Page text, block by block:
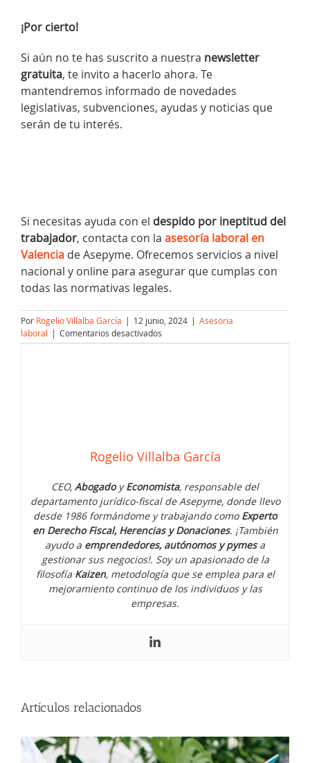
¡Por cierto!
Si aún no te has suscrito a nuestra newsletter
gratuita, te invito a hacerlo ahora. Te
mantendremos informado de novedades
legislativas, subvenciones, ayudas y noticias que
serán de tu interés.
Si necesitas ayuda con el despido por ineptitud del
trabajador, contacta con la asesoría laboral en
Valencia de Asepyme. Ofrecemos servicios a nivel
nacional y online para asegurar que cumplas con
todas las normativas legales.
Por Rogelio Villalba García | 12 junio, 2024 | Asesoria
laboral | Comentarios desactivados
Despido
Rogelio Villalba García
CEO, AbogadoyEconomista, responsable del
departamento jurídico-fiscal de Asepyme, donde llevo
desde 1986 formándome y trabajando como Experto
en Derecho Fiscal, Herencias y Donaciones. ¡También
ayudo a emprendedores, autónomos y pymesa
gestionar sus negocios!. Soy un apasionado de la
filosofía Kaizen, metodología que se emplea para el
mejoramiento continuo de los individuos y las
empresas.
Artículos relacionados
generan más conflictos cada año en